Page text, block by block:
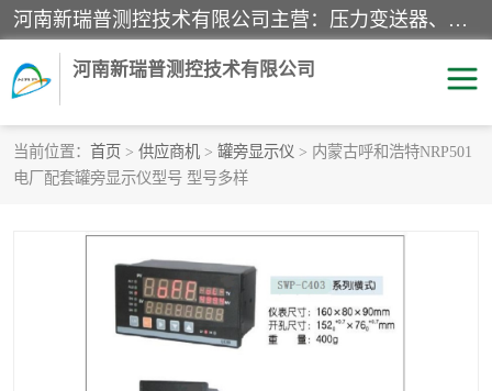
河南新瑞普测控技术有限公司主营：压力变送器、液位变送器、差压变送器、雷达料位计、电容物位计、温度显示控制仪表、电量变送器、流量计、工业自动化系统成套设备。
河南新瑞普测控技术有限公司
当前位置： 首页 > 供应商机 > 罐旁显示仪 > 内蒙古呼和浩特NRP501
电厂配套罐旁显示仪型号 型号多样
霍尼韦尔压力变送器
雷达料位计
标准型工业压力变送器 罐旁显示仪